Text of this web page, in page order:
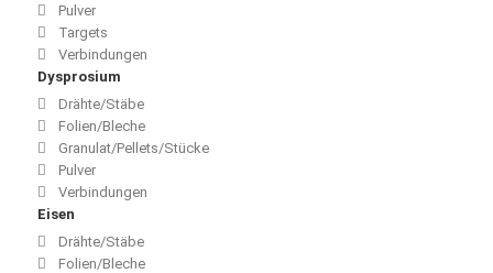
Pulver
Targets
Verbindungen
Dysprosium
Drähte/Stäbe
Folien/Bleche
Granulat/Pellets/Stücke
Pulver
Verbindungen
Eisen
Drähte/Stäbe
Folien/Bleche